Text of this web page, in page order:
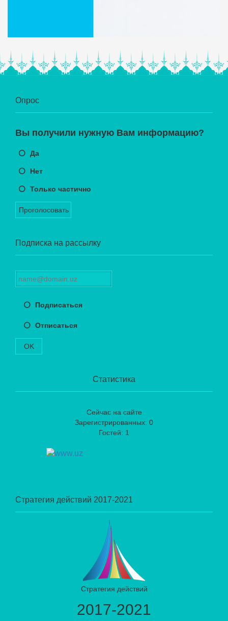
Опрос
Вы получили нужную Вам информацию?
Да
Нет
Только частично
Проголосовать
Подписка на рассылку
Подписаться
Отписаться
OK
Статистика
Сейчас на сайте
Зарегистрированных: 0
Гостей: 1
Стратегия действий 2017-2021
Стратегия действий
2017-2021